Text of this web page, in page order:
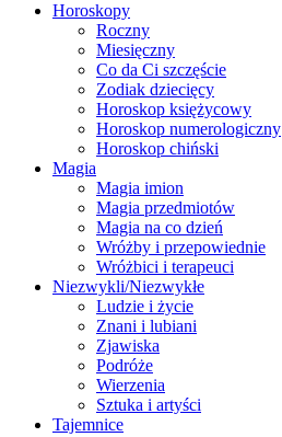
Horoskopy
Roczny
Miesięczny
Co da Ci szczęście
Zodiak dziecięcy
Horoskop księżycowy
Horoskop numerologiczny
Horoskop chiński
Magia
Magia imion
Magia przedmiotów
Magia na co dzień
Wróżby i przepowiednie
Wróżbici i terapeuci
Niezwykli/Niezwykłe
Ludzie i życie
Znani i lubiani
Zjawiska
Podróże
Wierzenia
Sztuka i artyści
Tajemnice